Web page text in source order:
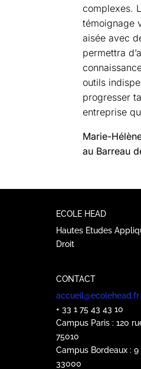
complexes.
témoignage
aisée avec
permettra
outils
progresser
entreprise
Marie-
au Barreau
ECOLE HEAD
Hautes Etudes
Droit
CONTACT
accueil@ecolehead.fr
+ 33 1 75 43 43 10
Campus Paris : 120
75010
Campus Bordeaux : 9
33000